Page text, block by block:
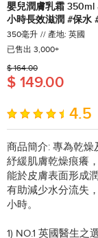
嬰兒潤膚乳霜 350ml
小時長效滋潤 #保水
350毫升
產地: 英國
已售出 3,000+
$ 164.00
$ 149.00
4.5
商品簡介: 專為乾燥
紓緩肌膚乾燥痕癢
能於皮膚表面形成
有助減少水分流失
小時。
1) NO.1 英國醫生之